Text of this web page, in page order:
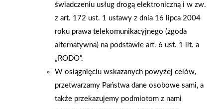
świadczeniu usług drogą elektroniczną i w zw.
z art. 172 ust. 1 ustawy z dnia 16 lipca 2004
roku prawa telekomunikacyjnego (zgoda
alternatywna) na podstawie art. 6 ust. 1 lit. a
„RODO”.
W osiągnięciu wskazanych powyżej celów,
przetwarzamy Państwa dane osobowe sami, a
także przekazujemy podmiotom z nami